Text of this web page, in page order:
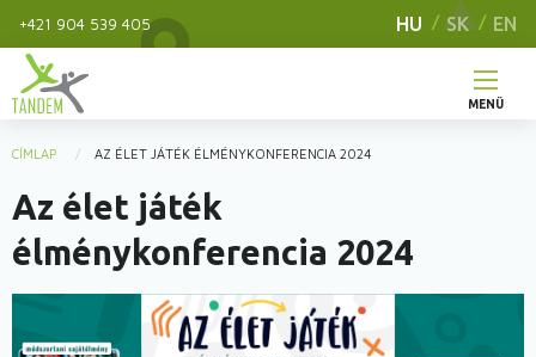
tartalomra
+421 904 539 405 HU SK EN
Main
navigation
MENÜ
are
here
CÍMLAP AZ ÉLET JÁTÉK ÉLMÉNYKONFERENCIA 2024
Az élet játék
élménykonferencia 2024